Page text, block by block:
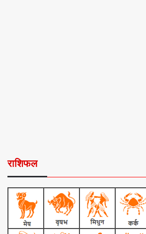
राशिफल